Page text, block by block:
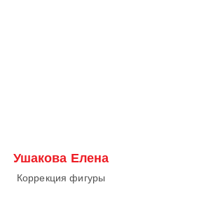
Ушакова Елена
Коррекция фигуры